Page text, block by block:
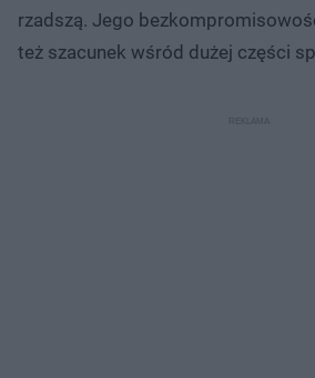
rzadszą. Jego
też szacunek wśród dużej części